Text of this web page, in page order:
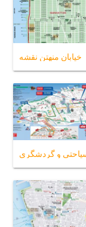
خیابان منهتن نقشه